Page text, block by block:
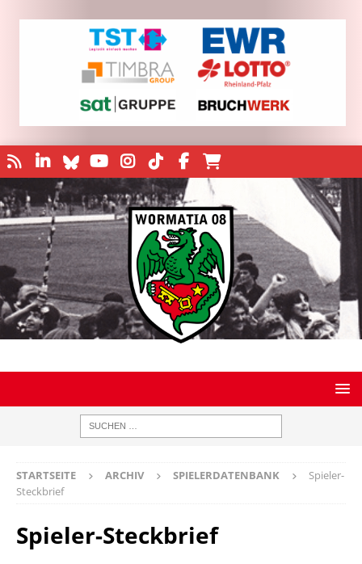
STARTSEITE ARCHIV SPIELERDATENBANK
Spieler-
Steckbrief
Spieler-Steckbrief